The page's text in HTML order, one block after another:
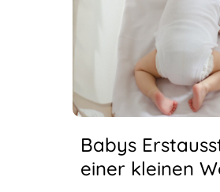
Babys
einer kleinen